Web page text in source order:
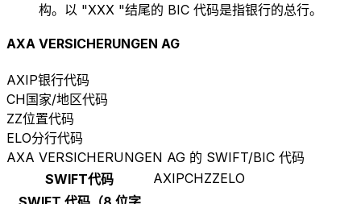
构。以 "XXX "结尾的 BIC 代码是指银行的总行。
AXA VERSICHERUNGEN AG
AXIP银行代码
CH国家/地区代码
ZZ位置代码
ELO分行代码
AXA VERSICHERUNGEN AG 的 SWIFT/BIC 代码
SWIFT代码
AXIPCHZZELO